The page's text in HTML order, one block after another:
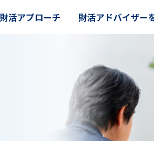
財活アプローチ 財活アドバイザー